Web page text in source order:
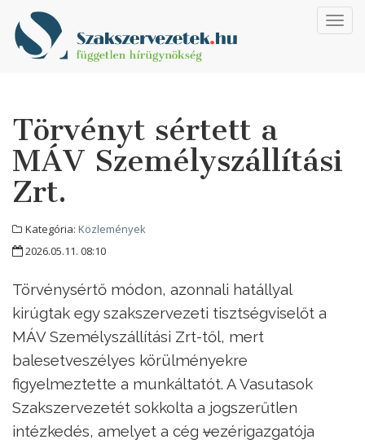
Törvényt sértett a
MÁV Személyszállítási
Zrt.
Kategória: Közlemények
2026.05.11. 08:10
Törvénysértő módon, azonnali hatállyal
kirúgtak egy szakszervezeti tisztségviselőt a
MÁV Személyszállítási Zrt-től, mert
balesetveszélyes körülményekre
figyelmeztette a munkáltatót. A Vasutasok
Szakszervezetét sokkolta a jogszerűtlen
intézkedés, amelyet a cég vezérigazgatója